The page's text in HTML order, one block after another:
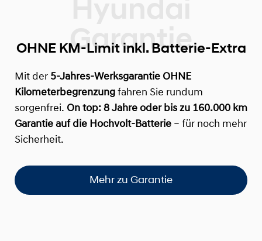
OHNE KM-Limit inkl. Batterie-Extra
Mit der 5-Jahres-Werksgarantie OHNE
Kilometerbegrenzung fahren Sie rundum
sorgenfrei. On top: 8 Jahre oder bis zu 160.000 km
Garantie auf die Hochvolt-Batterie – für noch mehr
Sicherheit.
Mehr zu Garantie